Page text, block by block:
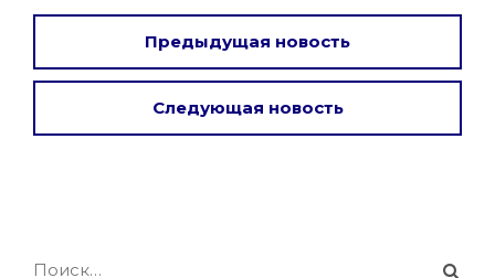
Предыдущая новость
Следующая новость